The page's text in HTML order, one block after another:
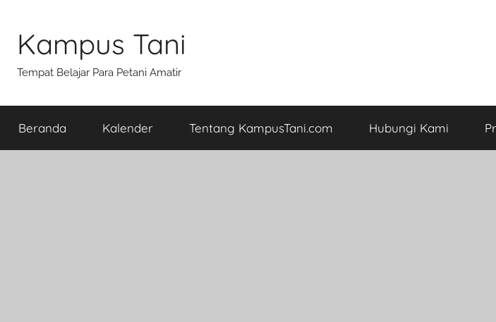
content
Kampus Tani
Tempat Belajar Para Petani Amatir
Beranda Kalender Tentang KampusTani.com Hubungi Kami